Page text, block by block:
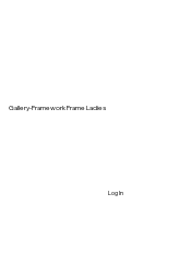
Gallery-Framework Frame Ladies
Log In